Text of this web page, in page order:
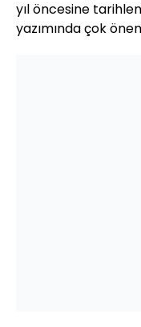
yıl öncesine
yazımında çok